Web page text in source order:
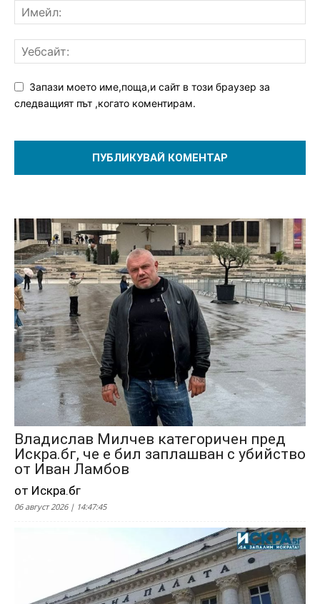
Запази моето име,поща,и сайт в този браузер за
следващият път ,когато коментирам.
Владислав Милчев категоричен пред
Искра.бг, че е бил заплашван с убийство
от Иван Ламбов
от Искра.бг
06 август 2026 | 14:47:45